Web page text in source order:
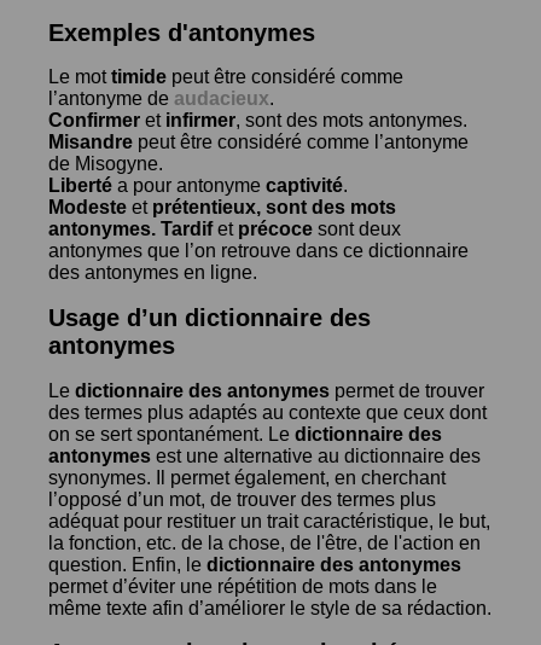
Exemples d'antonymes
Le mottimide peut être considéré comme
l’antonyme de audacieux.
Confirmer et infirmer, sont des mots antonymes.
Misandre peut être considéré comme l’antonyme
de Misogyne.
Liberté a pour antonyme captivité.
Modeste et prétentieux, sont des mots
antonymes. Tardifet précoce sont deux
antonymes que l’on retrouve dans ce dictionnaire
des antonymes en ligne.
Usage d’un dictionnaire des
antonymes
Le dictionnaire des antonymes permet de trouver
des termes plus adaptés au contexte que ceux dont
on se sert spontanément. Le dictionnaire des
antonymes est une alternative au dictionnaire des
synonymes. Il permet également, en cherchant
l’opposé d’un mot, de trouver des termes plus
adéquat pour restituer un trait caractéristique, le but,
la fonction, etc. de la chose, de l'être, de l'action en
question. Enfin, le dictionnaire des antonymes
permet d’éviter une répétition de mots dans le
même texte afin d’améliorer le style de sa rédaction.